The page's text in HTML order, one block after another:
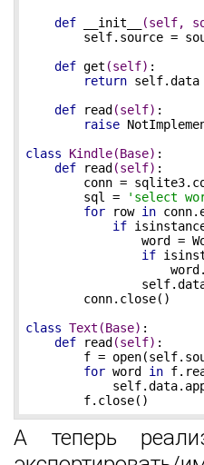
def
__init__ (self,
self.source =
def get (self) :
return self.data
def
read (self) :
raise
class
Kindle(Base) :
def
read (self) :
conn =
        sql =
'select
for row in
if
word =
if
        conn.close()
class Text (Base) :
def
read (self) :
f =
for word in
        f.close()
А теперь